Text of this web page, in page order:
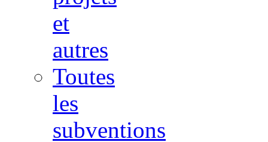
et
autres
Toutes
les
subventions